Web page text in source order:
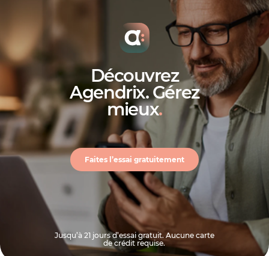
Découvrez
Agendrix. Gérez
mieux.
Faites l’essai gratuitement
Jusqu’à 21 jours d’essai gratuit. Aucune carte
de crédit requise.